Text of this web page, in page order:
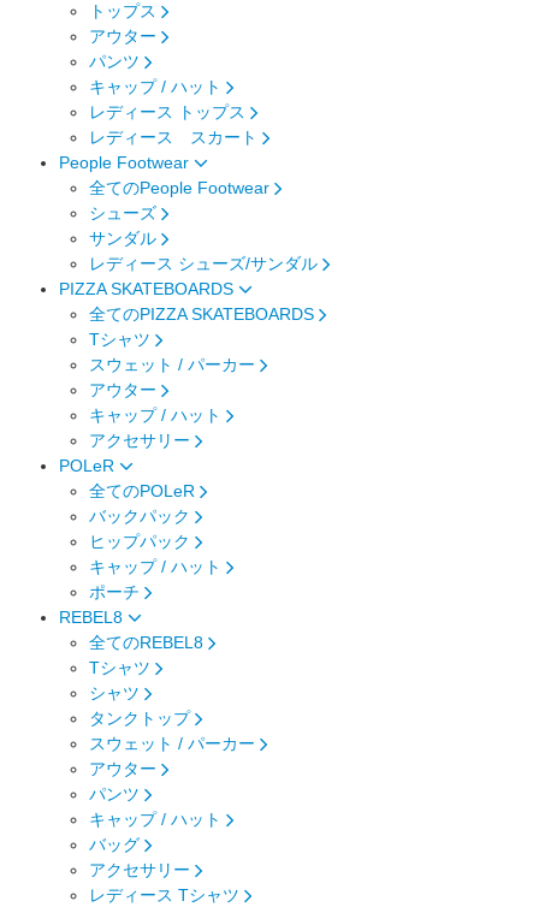
トップス
アウター
パンツ
キャップ / ハット
レディース トップス
レディース スカート
People Footwear
全てのPeople Footwear
シューズ
サンダル
レディース シューズ/サンダル
PIZZA SKATEBOARDS
全てのPIZZA SKATEBOARDS
Tシャツ
スウェット / パーカー
アウター
キャップ / ハット
アクセサリー
POLeR
全てのPOLeR
バックパック
ヒップパック
キャップ / ハット
ポーチ
REBEL8
全てのREBEL8
Tシャツ
シャツ
タンクトップ
スウェット / パーカー
アウター
パンツ
キャップ / ハット
バッグ
アクセサリー
レディース Tシャツ